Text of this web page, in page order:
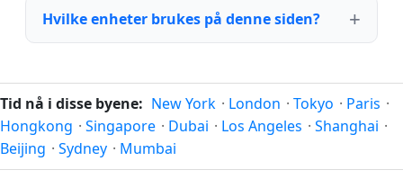
Hvilke enheter brukes på denne siden?
Tid nå i disse byene: New York · London · Tokyo · Paris ·
Hongkong · Singapore · Dubai · Los Angeles · Shanghai ·
Beijing · Sydney · Mumbai